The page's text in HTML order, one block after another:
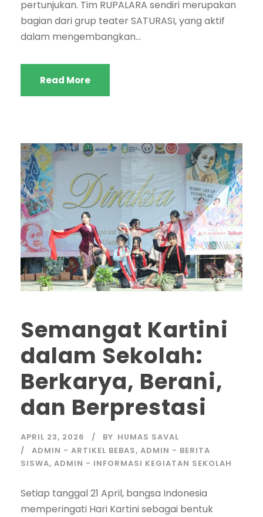
pertunjukan. Tim RUPALARA sendiri merupakan
bagian dari grup teater SATURASI, yang aktif
dalam mengembangkan...
Read More
Semangat Kartini
dalam Sekolah:
Berkarya, Berani,
dan Berprestasi
APRIL 23, 2026 BY HUMAS SAVAL
ADMIN - ARTIKEL BEBAS, ADMIN - BERITA
SISWA, ADMIN - INFORMASI KEGIATAN SEKOLAH
Setiap tanggal 21 April, bangsa Indonesia
memperingati Hari Kartini sebagai bentuk